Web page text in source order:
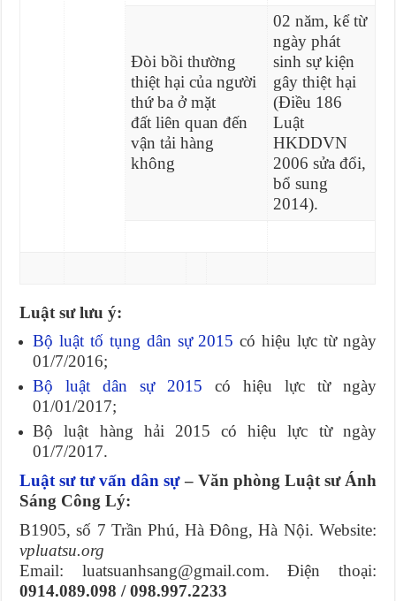
Đòi bồi thường
thiệt hại của người
thứ ba ở mặt
đất liên quan đến
vận tải hàng
không
02 năm, kể từ
ngày phát
sinh sự kiện
gây thiệt hại
(Điều 186
Luật
HKDDVN
2006 sửa đổi,
bổ sung
2014).
Luật sư lưu ý:
Bộ luật tố tụng dân sự 2015 có hiệu lực từ ngày
01/7/2016;
Bộ luật dân sự 2015 có hiệu lực từ ngày
01/01/2017;
Bộ luật hàng hải 2015 có hiệu lực từ ngày
01/7/2017.
Luật sư tư vấn dân sự– Văn phòng Luật sư Ánh
Sáng Công Lý:
B1905, số 7 Trần Phú, Hà Đông, Hà Nội. Website:
vpluatsu.org
Email: luatsuanhsang@gmail.com. Điện thoại:
0914.089.098 / 098.997.2233